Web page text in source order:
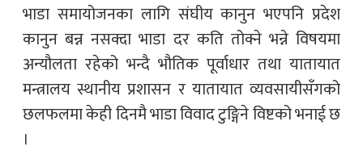
भाडा समायोजनका लागि संघीय कानुन भएपनि प्रदेश
कानुन बन्न नसक्दा भाडा दर कति तोक्ने भन्ने विषयमा
अन्यौलता रहेको भन्दै भौतिक पूर्वाधार तथा यातायात
मन्त्रालय स्थानीय प्रशासन र यातायात व्यवसायीसँगको
छलफलमा केही दिनमै भाडा विवाद टुङ्गिने विष्टको भनाई छ
।